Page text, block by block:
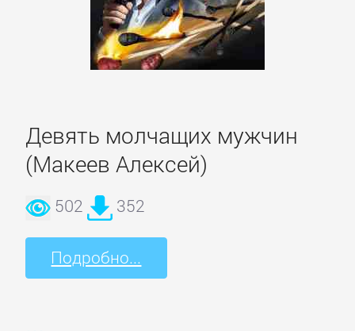
Девять молчащих мужчин
(Макеев Алексей)
502 352
Подробно...
Техническая
литература
Философия
Юриспруденция,
право
Языкознание